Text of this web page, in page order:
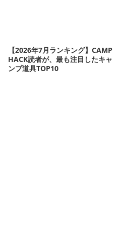
【2026年7月ランキング】CAMP
HACK読者が、最も注目したキャ
ンプ道具TOP10